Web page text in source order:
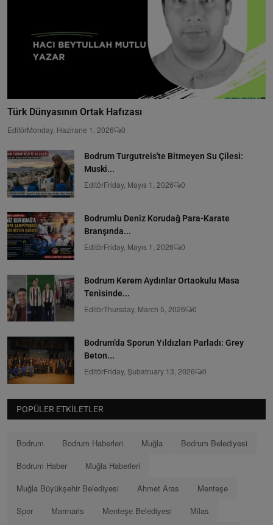
Türk Dünyasının Ortak Hafızası
EditörMonday, Hazirane 1, 2026 0
Bodrum Turgutreis'te Bitmeyen Su Çilesi:
Muski...
EditörFriday, Mayıs 1, 2026 0
Bodrumlu Deniz Korudağ Para-Karate
Branşında...
EditörFriday, Mayıs 1, 2026 0
Bodrum Kerem Aydınlar Ortaokulu Masa
Tenisinde...
EditörThursday, March 5, 2026 0
Bodrum’da Sporun Yıldızları Parladı: Grey
Beton...
EditörFriday, Şubatruary 13, 2026 0
POPÜLER ETKILETLER
Bodrum Bodrum Haberleri Muğla
Bodrum Belediyesi
Bodrum Haber
Muğla Haberleri
Muğla Büyükşehir Belediyesi
Ahmet Aras
Menteşe
Spor
Marmaris Menteşe Belediyesi
Milas